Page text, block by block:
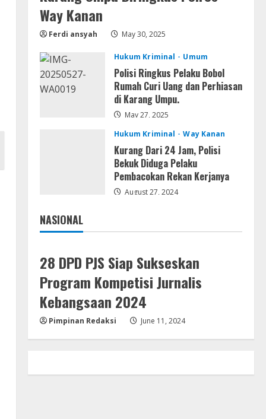
Serialers
[Full] x64 Bypass
Serialers
VMware Workstation Portable +
Activator Final
Way Kanan
Ferdi ansyah May 30, 2025
Hukum Kriminal Umum
Polisi Ringkus Pelaku Bobol
Rumah Curi Uang dan Perhiasan
di Karang Umpu.
May 27, 2025
Hukum Kriminal
Way Kanan
Kurang Dari 24 Jam, Polisi
Bekuk Diduga Pelaku
Pembacokan Rekan Kerjanya
August 27, 2024
NASIONAL
Jakarta
28 DPD PJS Siap Sukseskan
Program Kompetisi Jurnalis
Kebangsaan 2024
Pimpinan Redaksi June 11, 2024